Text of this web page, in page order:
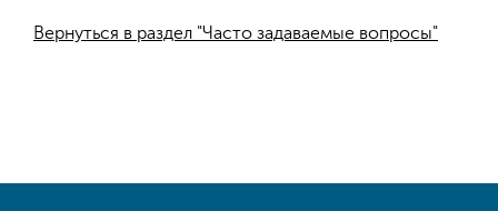
Вернуться в раздел "Часто задаваемые вопросы"